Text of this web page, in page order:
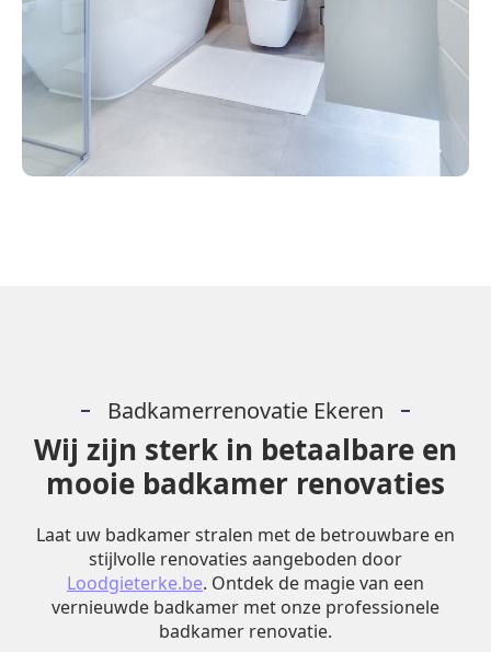
Badkamerrenovatie Ekeren
Wij zijn sterk in betaalbare en
mooie badkamer renovaties
Laat uw badkamer stralen met de betrouwbare en
stijlvolle renovaties aangeboden door
Loodgieterke.be. Ontdek de magie van een
vernieuwde badkamer met onze professionele
badkamer renovatie.